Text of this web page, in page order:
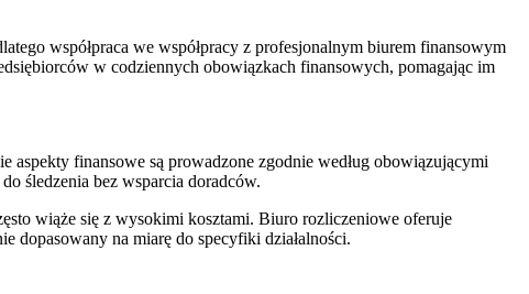
współpraca we współpracy z profesjonalnym biurem finansowym
w codziennych obowiązkach finansowych, pomagając im
aspekty finansowe są prowadzone zgodnie według obowiązującymi
śledzenia bez wsparcia doradców.
wiąże się z wysokimi kosztami. Biuro rozliczeniowe oferuje
dopasowany na miarę do specyfiki działalności.